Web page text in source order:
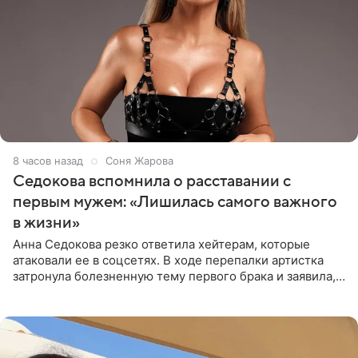
8 часов назад Соня Жарова
Седокова вспомнила о расставании с
первым мужем: «Лишилась самого важного
в жизни»
Анна Седокова резко ответила хейтерам, которые
атаковали ее в соцсетях. В ходе перепалки артистка
затронула болезненную тему первого брака и заявила,